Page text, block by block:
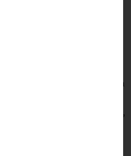
– einfaches
Brotsalat
Würfel schneiden, mit ein
mischen und entweder in
oder aber auf ein
160 °C Umluft für ca. 10 Minuten
lassen.
vierteln und in Stücke schneiden,
schneiden und alles –
– in eine Schüssel geben.
und darüber geben.